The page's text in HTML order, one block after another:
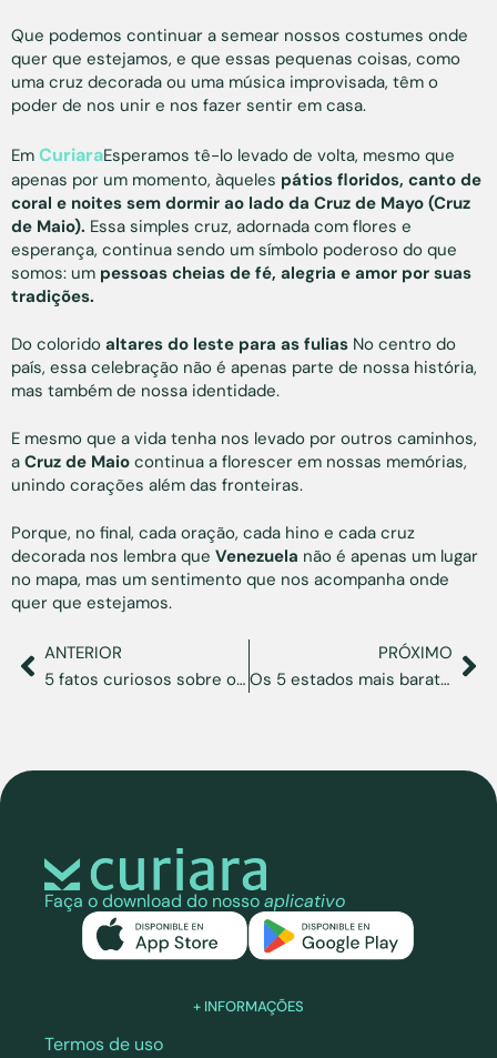
Que podemos continuar a semear nossos costumes onde
quer que estejamos, e que essas pequenas coisas, como
uma cruz decorada ou uma música improvisada, têm o
poder de nos unir e nos fazer sentir em casa.
Em CuriaraEsperamos tê-lo levado de volta, mesmo que
apenas por um momento, àqueles pátios floridos, canto de
coral e noites sem dormir ao lado da Cruz de Mayo (Cruz
de Maio). Essa simples cruz, adornada com flores e
esperança, continua sendo um símbolo poderoso do que
somos: um pessoas cheias de fé, alegria e amor por suas
tradições.
Do colorido altares do leste para as fulias No centro do
país, essa celebração não é apenas parte de nossa história,
mas também de nossa identidade.
E mesmo que a vida tenha nos levado por outros caminhos,
a Cruz de Maio continua a florescer em nossas memórias,
unindo corações além das fronteiras.
Porque, no final, cada oração, cada hino e cada cruz
decorada nos lembra que Venezuela não é apenas um lugar
no mapa, mas um sentimento que nos acompanha onde
quer que estejamos.
ANTERIOR
5 fatos curiosos sobre o dia da Virgem de Coromoto
PRÓXIMO
Os 5 estados mais baratos dos EUA para se viver se você for venezuelano
Faça o download do nossoaplicativo
+ INFORMAÇÕES
Termos de uso